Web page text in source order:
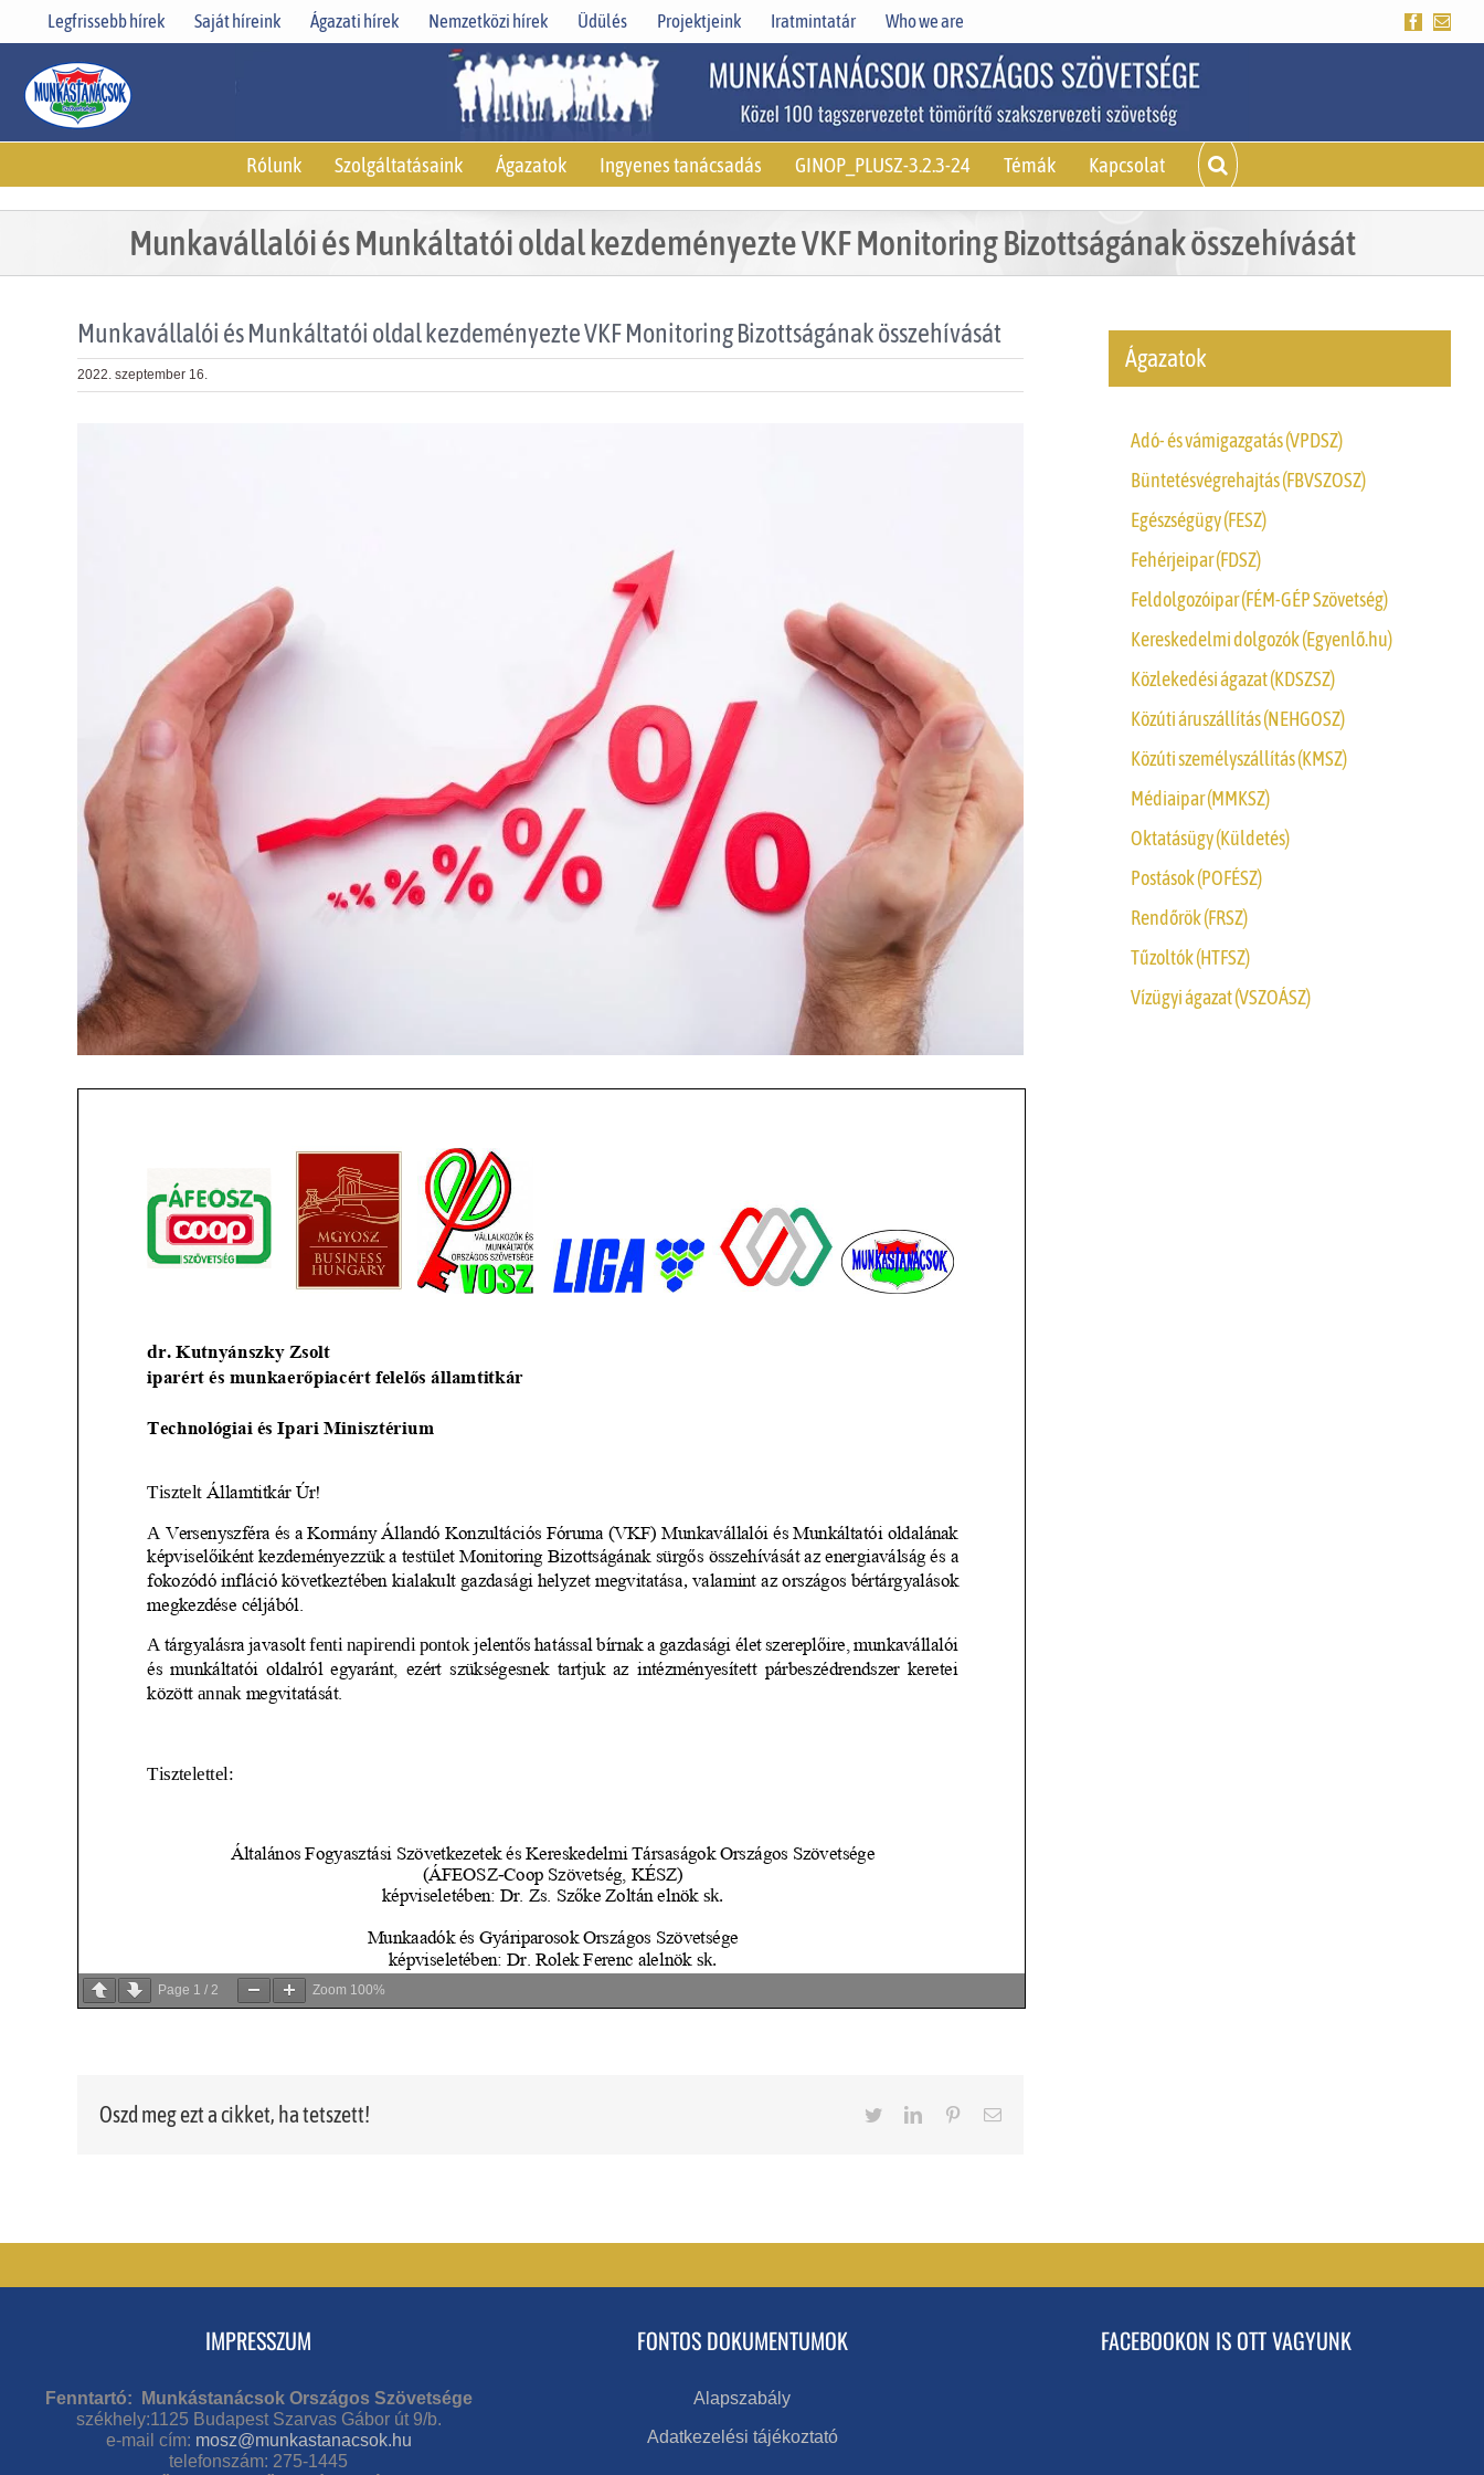
Legfrissebb hírek Saját híreink Ágazati hírek Nemzetközi hírek Üdülés Projektjeink Iratmintatár Who we are Facebook
Rólunk Szolgáltatásaink Ágazatok Ingyenes tanácsadás GINOP_PLUSZ-3.2.3-24 Témák Kapcsolat
Munkavállalói és Munkáltatói oldal kezdeményezte VKF Monitoring Bizottságának összehívását
Munkavállalói és Munkáltatói oldal kezdeményezte VKF Monitoring Bizottságának összehívását
2022. szeptember 16.
Page 1 / 2 Zoom 100%
Oszd meg ezt a cikket, ha tetszett! TwitterLinkedInPinterestEmail
Ágazatok
Adó- és vámigazgatás (VPDSZ)
Büntetésvégrehajtás (FBVSZOSZ)
Egészségügy (FESZ)
Fehérjeipar (FDSZ)
Feldolgozóipar (FÉM-GÉP Szövetség)
Kereskedelmi dolgozók (Egyenlő.hu)
Közlekedési ágazat (KDSZSZ)
Közúti áruszállítás (NEHGOSZ)
Közúti személyszállítás (KMSZ)
Médiaipar (MMKSZ)
Oktatásügy (Küldetés)
Postások (POFÉSZ)
Rendőrök (FRSZ)
Tűzoltók (HTFSZ)
Vízügyi ágazat (VSZOÁSZ)
IMPRESSZUM
Fenntartó: Munkástanácsok Országos Szövetsége
székhely:1125 Budapest Szarvas Gábor út 9/b.
e-mail cím: mosz@munkastanacsok.hu
telefonszám: 275-1445
FONTOS DOKUMENTUMOK
Alapszabály
Adatkezelési tájékoztató
FACEBOOKON IS OTT VAGYUNK